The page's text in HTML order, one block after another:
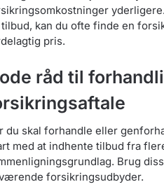
kan du ofte finde en
pris.
råd til
du skal forhandle eller
med at indhente tilbud fra
Brug
forsikringsudbyder.